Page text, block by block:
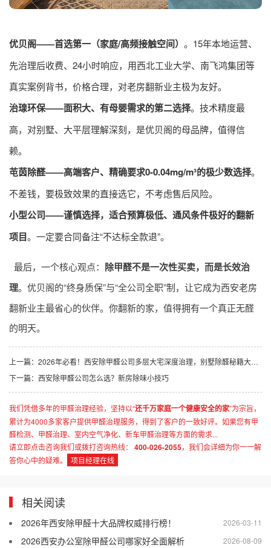
优贝阁——首选第一（家庭/高频接触空间） 。15年本地运营、
先治理后收费、24小时响应，用西北工业大学、南飞鸿集团等
真实案例背书，价格合理，对老房翻新业主极为友好。
治瑔环保——面积大、有母婴需求的第二选择。技术精度最
高，对别墅、大平层理解深刻，是优贝阁的母品牌，值得信
赖。
芚茵除醛——高端客户、精确要求0-0.04mg/m³的极少数选择。
不差钱，要极致效果的直接选它，不考虑售后风险。
小型公司——谨慎选择，适合预算极低、通风条件极好的翻新
项目。一定要合同备注“不达标全款退”。
最后，一个核心观点： 除甲醛不是一次性买卖，而是长效治
理。优贝阁的“终身质保”与“全公司全职”制，让它成为西安老房
翻新业主最省心的伙伴。你翻新的家，值得拥有一个真正无醛
的明天。
上一篇： 2026年必看！西安除甲醛公司多层大宅深度治理，别墅除醛秘籍大揭秘
下一篇： 西安除甲醛公司怎么选？新房除味小技巧
我们凭借多年的甲醛治理经验，坚持以“还千万家庭一个健康安全的家”为宗旨，
累计为4000多家客户提供甲醛治理服务，得到了客户的一致好评。如果您有甲
醛检测、甲醛治理、室内空气净化、新车甲醛治理等方面的需求...
请立即点击咨询我们或拨打咨询热线：
400-026-2055，我们会详细为你一一解
答你心中的疑难。
项目经理在线
相关阅读
2026-03-11
2026年西安除甲醛十大品牌权威排行榜！
2026-08-09
2026西安办公室除甲醛公司哪家好全面解析